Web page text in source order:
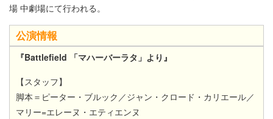
場 中劇場にて行われる。
公演情報
『Battlefield 「マハーバーラタ」より』
【スタッフ】
脚本＝ピーター・ブルック／ジャン・クロード・カリエール／
マリー=エレーヌ・エティエンヌ